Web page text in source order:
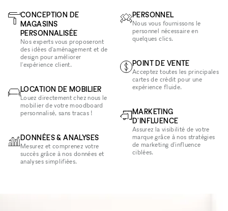
CONCEPTION DE
MAGASINS
PERSONNALISÉE
Nos experts vous proposeront
des idées d'aménagement et de
design pour améliorer
l'expérience client.
LOCATION DE MOBILIER
Louez directement chez nous le
mobilier de votre moodboard
personnalisé, sans tracas !
DONNÉES & ANALYSES
Mesurez et comprenez votre
succès grâce à nos données et
analyses simplifiées.
PERSONNEL
Nous vous fournissons le
personnel nécessaire en
quelques clics.
POINT DE VENTE
Acceptez toutes les principales
cartes de crédit pour une
expérience fluide.
MARKETING
D'INFLUENCE
Assurez la visibilité de votre
marque grâce à nos stratégies
de marketing d'influence
ciblées.